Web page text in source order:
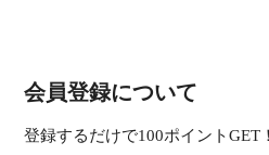
会員登録について
登録するだけで100ポイントGET